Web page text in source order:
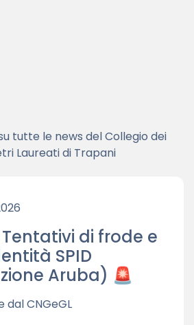
tutte le news del Collegio dei
Laureati di Trapani
Tentativi di frode e
SPID
Aruba) 🚨
dal CNGeGL